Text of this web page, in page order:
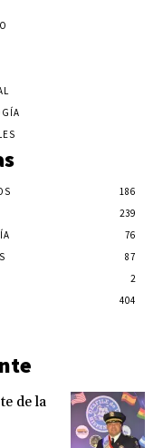
186
239
76
87
2
404
de la